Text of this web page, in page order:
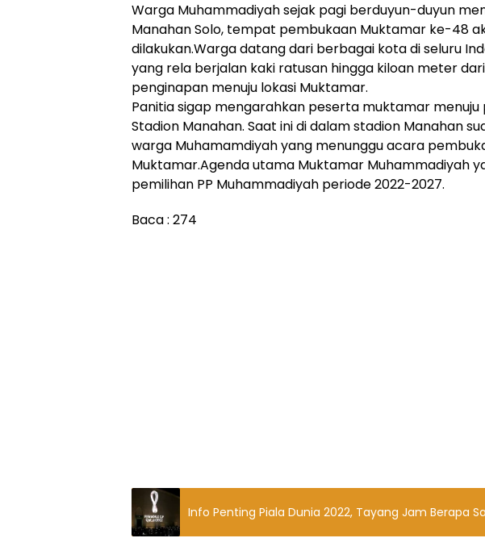
Warga Muhammadiyah sejak pagi berduyun-duyun
Manahan Solo, tempat pembukaan Muktamar ke-48
dilakukan.Warga datang dari berbagai kota di seluru
yang rela berjalan kaki ratusan hingga kiloan meter
penginapan menuju lokasi Muktamar.
Panitia sigap mengarahkan peserta muktamar menuju
Stadion Manahan. Saat ini di dalam stadion Manahan
warga Muhamamdiyah yang menunggu acara
Muktamar.Agenda utama Muktamar Muhammadiyah
pemilihan PP Muhammadiyah periode 2022-2027.
Baca : 274
Info Penting Piala Dunia 2022, Tayang Jam Berapa